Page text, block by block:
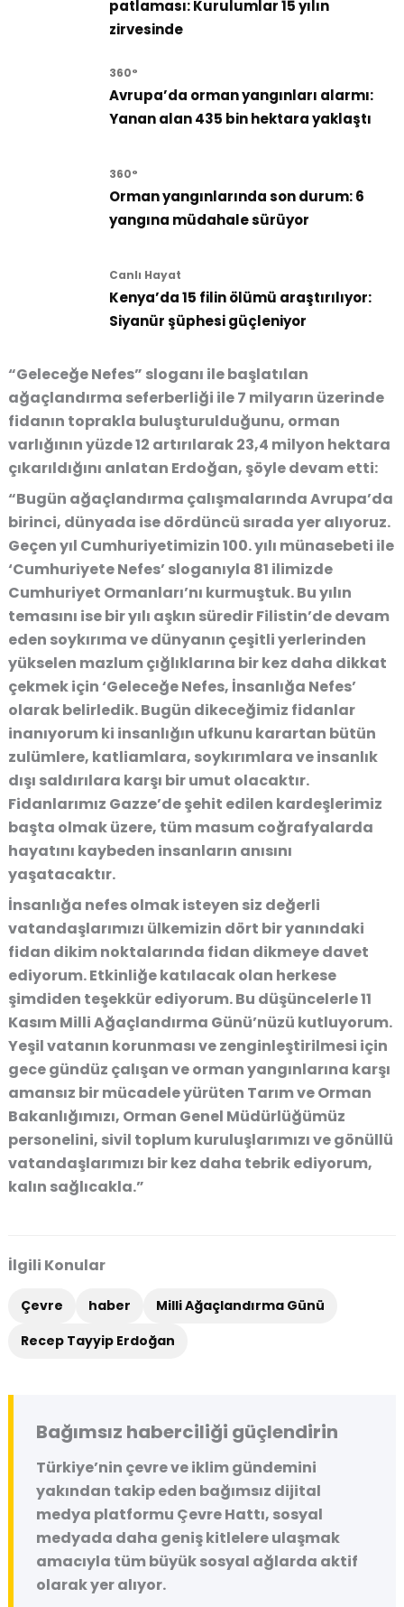
patlaması: Kurulumlar 15 yılın
zirvesinde
360°
Avrupa’da orman yangınları alarmı:
Yanan alan 435 bin hektara yaklaştı
360°
Orman yangınlarında son durum: 6
yangına müdahale sürüyor
Canlı Hayat
Kenya’da 15 filin ölümü araştırılıyor:
Siyanür şüphesi güçleniyor
“Geleceğe Nefes” sloganı ile başlatılan
ağaçlandırma seferberliği ile 7 milyarın üzerinde
fidanın toprakla buluşturulduğunu, orman
varlığının yüzde 12 artırılarak 23,4 milyon hektara
çıkarıldığını anlatan Erdoğan, şöyle devam etti:
“Bugün ağaçlandırma çalışmalarında Avrupa’da
birinci, dünyada ise dördüncü sırada yer alıyoruz.
Geçen yıl Cumhuriyetimizin 100. yılı münasebeti ile
‘Cumhuriyete Nefes’ sloganıyla 81 ilimizde
Cumhuriyet Ormanları’nı kurmuştuk. Bu yılın
temasını ise bir yılı aşkın süredir Filistin’de devam
eden soykırıma ve dünyanın çeşitli yerlerinden
yükselen mazlum çığlıklarına bir kez daha dikkat
çekmek için ‘Geleceğe Nefes, İnsanlığa Nefes’
olarak belirledik. Bugün dikeceğimiz fidanlar
inanıyorum ki insanlığın ufkunu karartan bütün
zulümlere, katliamlara, soykırımlara ve insanlık
dışı saldırılara karşı bir umut olacaktır.
Fidanlarımız Gazze’de şehit edilen kardeşlerimiz
başta olmak üzere, tüm masum coğrafyalarda
hayatını kaybeden insanların anısını
yaşatacaktır.
İnsanlığa nefes olmak isteyen siz değerli
vatandaşlarımızı ülkemizin dört bir yanındaki
fidan dikim noktalarında fidan dikmeye davet
ediyorum. Etkinliğe katılacak olan herkese
şimdiden teşekkür ediyorum. Bu düşüncelerle 11
Kasım Milli Ağaçlandırma Günü’nüzü kutluyorum.
Yeşil vatanın korunması ve zenginleştirilmesi için
gece gündüz çalışan ve orman yangınlarına karşı
amansız bir mücadele yürüten Tarım ve Orman
Bakanlığımızı, Orman Genel Müdürlüğümüz
personelini, sivil toplum kuruluşlarımızı ve gönüllü
vatandaşlarımızı bir kez daha tebrik ediyorum,
kalın sağlıcakla.”
İlgili Konular
Çevre haber
Milli Ağaçlandırma Günü
Recep Tayyip Erdoğan
Bağımsız haberciliği güçlendirin
Türkiye’nin çevre ve iklim gündemini
yakından takip eden bağımsız dijital
medya platformu Çevre Hattı, sosyal
medyada daha geniş kitlelere ulaşmak
amacıyla tüm büyük sosyal ağlarda aktif
olarak yer alıyor.